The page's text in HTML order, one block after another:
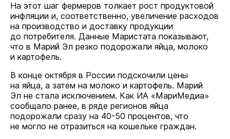
На этот шаг фермеров толкает рост продуктовой
инфляции и, соответственно, увеличение расходов
на производство и доставку продукции
до потребителя. Данные Маристата показывают,
что в Марий Эл резко подорожали яйца, молоко
и картофель.
В конце октября в России подскочили цены
на яйца, а затем на молоко и картофель. Марий
Эл не стала исключением. Как ИА «МариМедиа»
сообщало ранее, в ряде регионов яйца
подорожали сразу на 40-50 процентов, что
не могло не отразиться на кошельке граждан.